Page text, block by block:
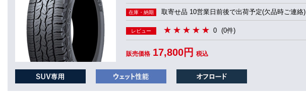
在庫・納期 取寄せ品 10営業日前後で出荷予定(欠品時ご連絡)
レビュー 0 (0件)
販売価格 17,800円 税込